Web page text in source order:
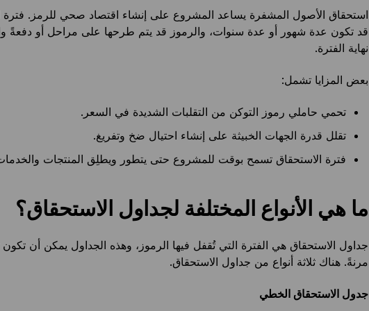
استحقاق الأصول المشفرة يساعد المشروع على إنشاء اقتصاد صحي للرمز. فترة
قد تكون عدة شهور أو عدة سنوات، والرموز قد يتم طرحها على مراحل أو دفعةً
نهاية الفترة.
بعض المزايا تشمل:
تحمي حاملي رموز التوكن من التقلبات الشديدة في السعر.
تقلل قدرة الجهات الخبيثة على إنشاء احتيال ضخ وتفريغ.
فترة الاستحقاق تسمح بوقت للمشروع حتى يتطور ويطلِق المنتجات
ما هي الأنواع المختلفة لجداول الاستحقاق؟
جداول الاستحقاق هي الفترة التي تُقفل فيها الرموز، وهذه الجداول يمكن أن تكون
مرنةً. هناك ثلاثة أنواع من جداول الاستحقاق.
جدول الاستحقاق الخطي